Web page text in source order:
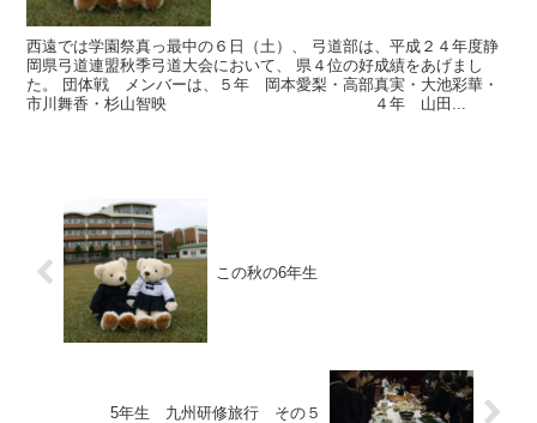
西遠では学園祭真っ最中の６日（土）、 弓道部は、平成２４年度静
岡県弓道連盟秋季弓道大会において、 県４位の好成績をあげまし
た。 団体戦 メンバーは、５年 岡本愛梨・高部真実・大池彩華・
市川舞香・杉山智映 ４年 山田...
この秋の6年生
5年生 九州研修旅行 その５